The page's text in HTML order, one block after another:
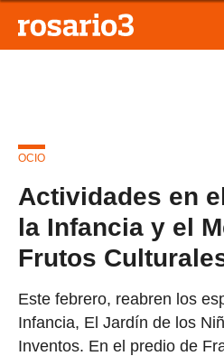
OCIO
Actividades en
la Infancia y el
Frutos
Este febrero, reabren los
Infancia, El Jardín de los
Inventos. En el predio de